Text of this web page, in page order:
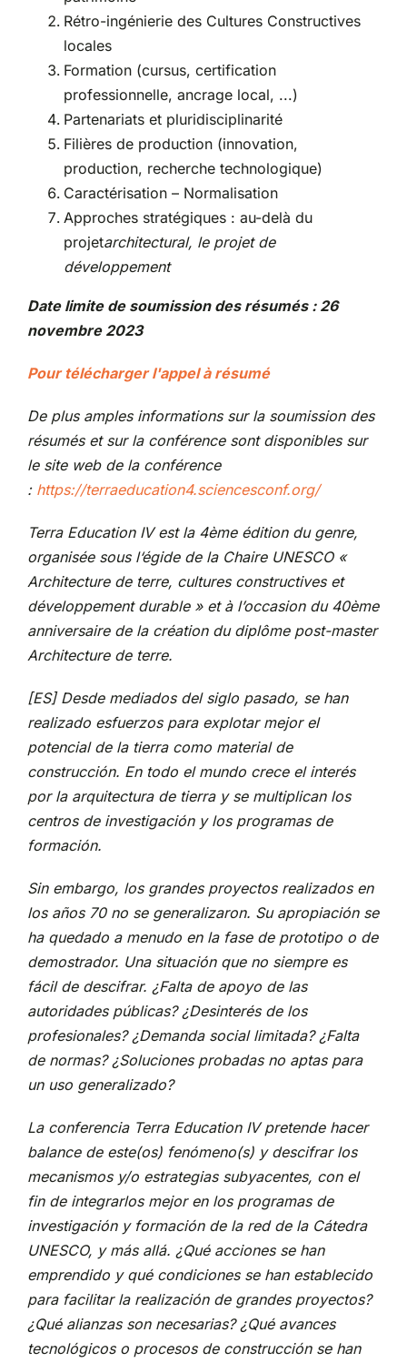
Rétro-ingénierie des Cultures Constructives
locales
Formation (cursus, certification
professionnelle, ancrage local, ...)
Partenariats et pluridisciplinarité
Filières de production (innovation,
production, recherche technologique)
Caractérisation – Normalisation
Approches stratégiques : au-delà du
projetarchitectural, le projet de
développement
Date limite de soumission des résumés : 26
novembre 2023
Pour télécharger l'appel à résumé
De plus amples informations sur la soumission des
résumés et sur la conférence sont disponibles sur
le site web de la conférence
: https://terraeducation4.sciencesconf.org/
Terra Education IV est la 4ème édition du genre,
organisée sous l‘égide de la Chaire UNESCO «
Architecture de terre, cultures constructives et
développement durable » et à l’occasion du 40ème
anniversaire de la création du diplôme post-master
Architecture de terre.
[ES] Desde mediados del siglo pasado, se han
realizado esfuerzos para explotar mejor el
potencial de la tierra como material de
construcción. En todo el mundo crece el interés
por la arquitectura de tierra y se multiplican los
centros de investigación y los programas de
formación.
Sin embargo, los grandes proyectos realizados en
los años 70 no se generalizaron. Su apropiación se
ha quedado a menudo en la fase de prototipo o de
demostrador. Una situación que no siempre es
fácil de descifrar. ¿Falta de apoyo de las
autoridades públicas? ¿Desinterés de los
profesionales? ¿Demanda social limitada? ¿Falta
de normas? ¿Soluciones probadas no aptas para
un uso generalizado?
La conferencia Terra Education IV pretende hacer
balance de este(os) fenómeno(s) y descifrar los
mecanismos y/o estrategias subyacentes, con el
fin de integrarlos mejor en los programas de
investigación y formación de la red de la Cátedra
UNESCO, y más allá. ¿Qué acciones se han
emprendido y qué condiciones se han establecido
para facilitar la realización de grandes proyectos?
¿Qué alianzas son necesarias? ¿Qué avances
tecnológicos o procesos de construcción se han